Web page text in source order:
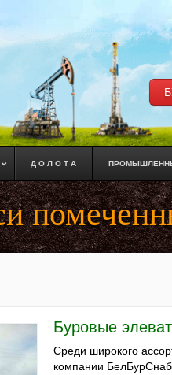
Д О Л О Т А
Буровые
Среди широкого
компании